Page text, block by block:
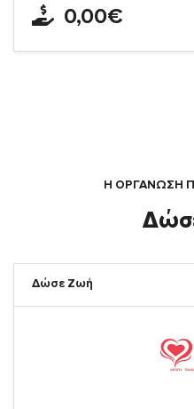
0,00€
Η ΟΡΓΆΝΩΣΗ
Δώσε Ζωή